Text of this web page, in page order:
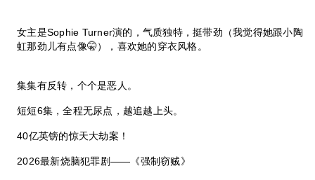
女主是Sophie Turner演的，气质独特，挺带劲（我觉得她跟小陶
虹那劲儿有点像🤫），喜欢她的穿衣风格。
集集有反转，个个是恶人。
短短6集，全程无尿点，越追越上头。
40亿英镑的惊天大劫案！
2026最新烧脑犯罪剧——《强制窃贼》